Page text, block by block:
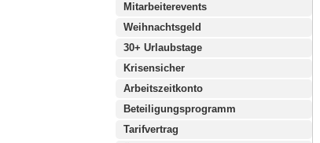
Mitarbeiterevents
Weihnachtsgeld
30+ Urlaubstage
Krisensicher
Arbeitszeitkonto
Beteiligungsprogramm
Tarifvertrag